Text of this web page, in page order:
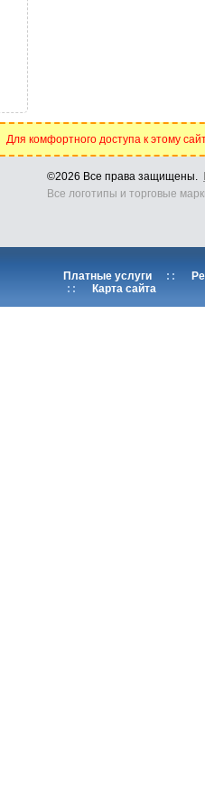
Для комфортного доступа к этому
©2026 Все права защищены.
Все логотипы и торговые
Платные услуги ::
::
Карта сайта